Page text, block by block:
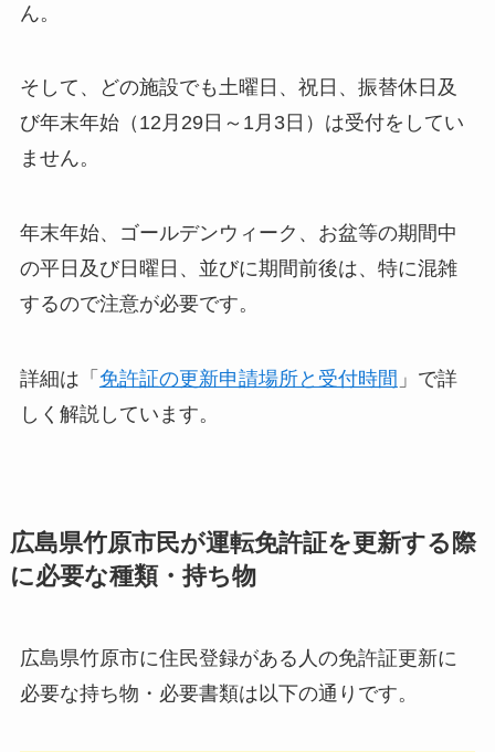
ん。
そして、どの施設でも土曜日、祝日、振替休日及
び年末年始（12月29日～1月3日）は受付をしてい
ません。
年末年始、ゴールデンウィーク、お盆等の期間中
の平日及び日曜日、並びに期間前後は、特に混雑
するので注意が必要です。
詳細は「 免許証の更新申請場所と受付時間 」で詳
しく解説しています。
広島県竹原市民が運転免許証を更新する際
に必要な種類・持ち物
広島県竹原市に住民登録がある人の免許証更新に
必要な持ち物・必要書類は以下の通りです。